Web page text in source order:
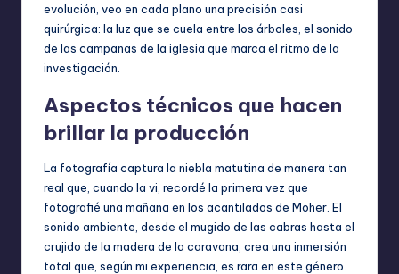
evolución, veo en cada plano una precisión casi
quirúrgica: la luz que se cuela entre los árboles, el sonido
de las campanas de la iglesia que marca el ritmo de la
investigación.
Aspectos técnicos que hacen
brillar la producción
La fotografía captura la niebla matutina de manera tan
real que, cuando la vi, recordé la primera vez que
fotografié una mañana en los acantilados de Moher. El
sonido ambiente, desde el mugido de las cabras hasta el
crujido de la madera de la caravana, crea una inmersión
total que, según mi experiencia, es rara en este género.